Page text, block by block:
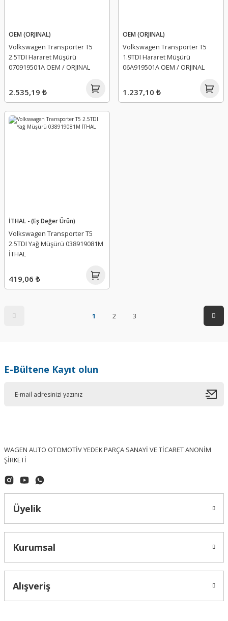
OEM (ORJINAL)
Volkswagen Transporter T5
2.5TDI Hararet Müşürü
070919501A OEM / ORJINAL
2.535,19 ₺
OEM (ORJINAL)
Volkswagen Transporter T5
1.9TDI Hararet Müşürü
06A919501A OEM / ORJINAL
1.237,10 ₺
İTHAL - (Eş Değer Ürün)
Volkswagen Transporter T5
2.5TDI Yağ Müşürü 038919081M
İTHAL
419,06 ₺
1 2 3
E-Bültene Kayıt olun
WAGEN AUTO OTOMOTİV YEDEK PARÇA SANAYİ VE TİCARET ANONİM
ŞİRKETİ
Üyelik
Kurumsal
Alışveriş